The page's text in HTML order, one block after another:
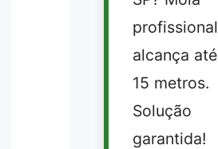
profissional
alcança até
15 metros.
Solução
garantida!